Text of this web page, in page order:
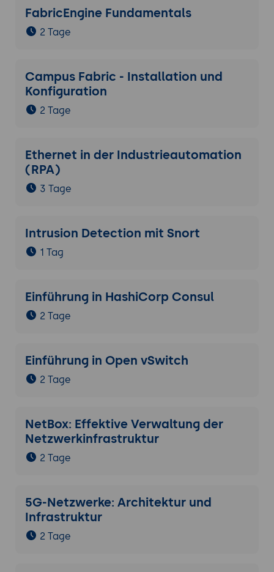
FabricEngine Fundamentals
2 Tage
Campus Fabric - Installation und
Konfiguration
2 Tage
Ethernet in der Industrieautomation
(RPA)
3 Tage
Intrusion Detection mit Snort
1 Tag
Einführung in HashiCorp Consul
2 Tage
Einführung in Open vSwitch
2 Tage
NetBox: Effektive Verwaltung der
Netzwerkinfrastruktur
2 Tage
5G-Netzwerke: Architektur und
Infrastruktur
2 Tage